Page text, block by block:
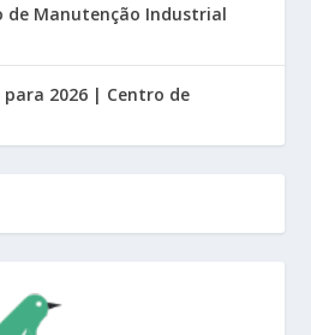
de Manutenção Industrial
para 2026 | Centro de